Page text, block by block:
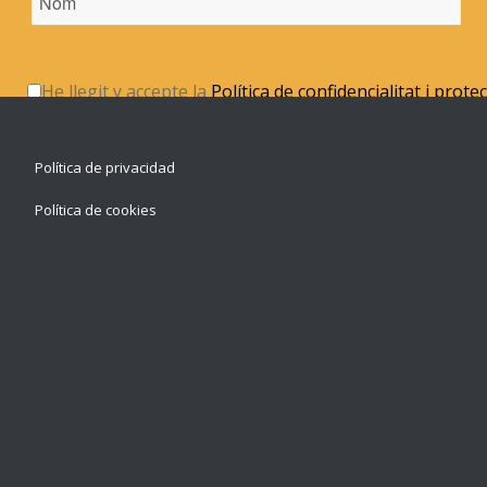
He llegit y accepte laPolítica de confidencialitat i
Política de privacidad
Política de cookies